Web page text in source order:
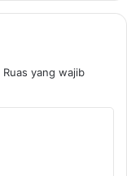
Ruas yang wajib